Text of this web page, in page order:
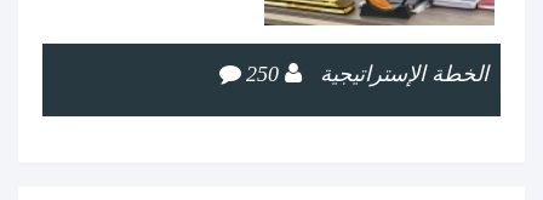
الخطة الإستراتيجية 250